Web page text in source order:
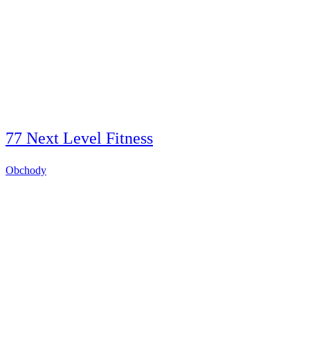
77 Next Level Fitness
Obchody